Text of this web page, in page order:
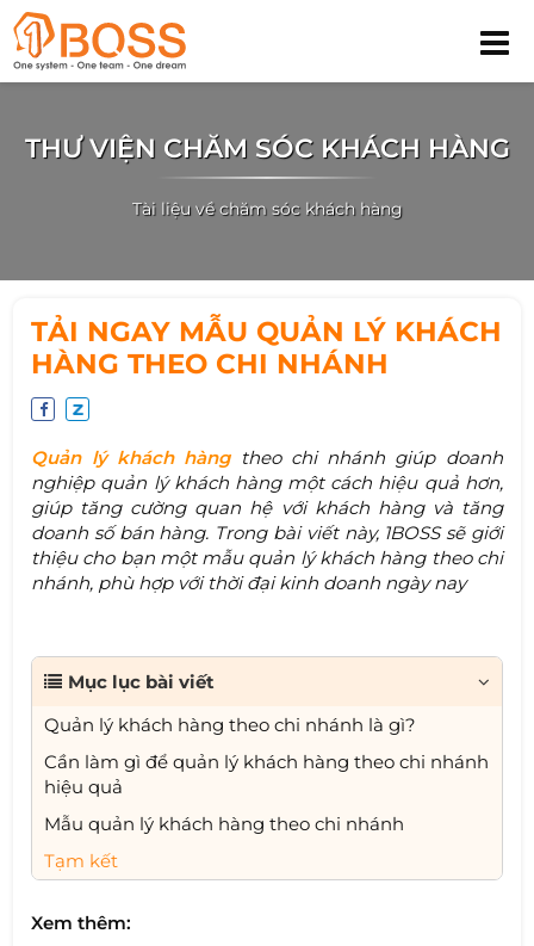
THƯ VIỆN CHĂM SÓC KHÁCH HÀNG
Tài liệu về chăm sóc khách hàng
TẢI NGAY MẪU QUẢN LÝ KHÁCH
HÀNG THEO CHI NHÁNH
Quản lý khách hàngtheo chi nhánh giúp doanh
nghiệp quản lý khách hàng một cách hiệu quả hơn,
giúp tăng cường quan hệ với khách hàng và tăng
doanh số bán hàng. Trong bài viết này, 1BOSS sẽ giới
thiệu cho bạn một mẫu quản lý khách hàng theo chi
nhánh, phù hợp với thời đại kinh doanh ngày nay
Mục lục bài viết
Quản lý khách hàng theo chi nhánh là gì?
Cần làm gì để quản lý khách hàng theo chi nhánh
hiệu quả
Mẫu quản lý khách hàng theo chi nhánh
Tạm kết
Xem thêm: